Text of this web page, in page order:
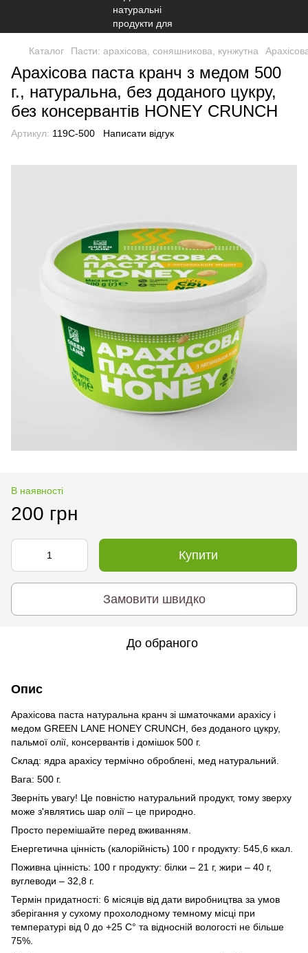
Каталог Пасти: арахісова, соняшникова, кунжутна
Арахісова паста кранч з медом 500
г., натуральна, без доданого цукру,
без консервантів HONEY CRUNCH
Артикул: 119C-500 Написати відгук
В наявності
200 грн
Купити
Замовити швидко
До обраного
Опис
Арахісова паста натуральна кранч зі шматочками арахісу і
медом GREEN LANE HONEY CRUNCH, без доданого цукру,
пальмої олії, консервантів і домішок 500 г.
Склад: ядра арахісу термічно оброблені, мед натуральний.
Вага: 500 г.
Зверніть увагу! Це повністю натуральний продукт, тому зверху
може з'являтись шар олії – це природно.
Просто перемішайте перед вживанням.
Енергетична цінність (калорійність) 100 г продукту: 545,6 ккал.
Поживна цінність: 100 г продукту: білки – 21 г, жири – 40 г,
вуглеводи – 32,8 г.
Термін придатності: 6 місяців від дати виробництва за умов
зберігання у сухому прохолодному темному місці при
температурі від 0 до +25 С° та відносній вологості не більше
75%.